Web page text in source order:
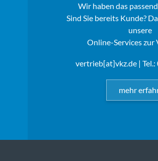
Wir haben das
Sind Sie bereits Kunde?
unsere
Online-Services zur
vertrieb[at]vkz.de|
mehr